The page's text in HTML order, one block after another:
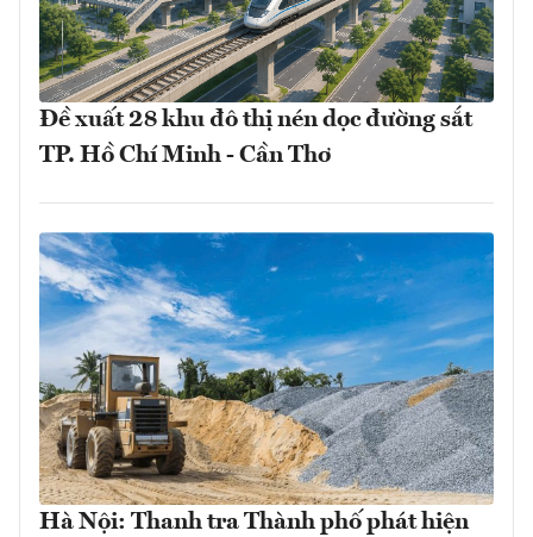
Đề xuất 28 khu đô thị nén dọc đường sắt
TP. Hồ Chí Minh - Cần Thơ
Hà Nội: Thanh tra Thành phố phát hiện